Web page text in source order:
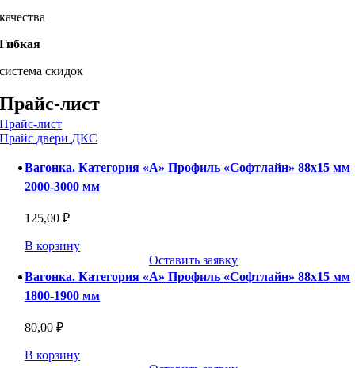
качества
Гибкая
система скидок
Прайс-лист
Прайс-лист
Прайс двери ДКС
Вагонка. Категория «А» Профиль «Софтлайн» 88х15 мм
2000-3000 мм
125,00₽
В корзину
Оставить заявку
Вагонка. Категория «А» Профиль «Софтлайн» 88х15 мм
1800-1900 мм
80,00₽
В корзину